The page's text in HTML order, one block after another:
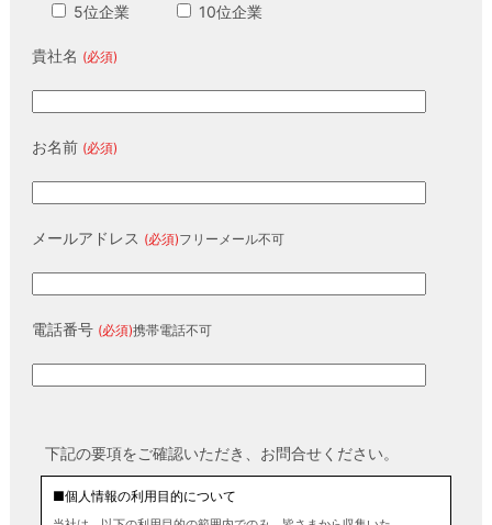
5位企業
10位企業
貴社名 (必須)
お名前 (必須)
メールアドレス (必須)フリーメール不可
電話番号 (必須)携帯電話不可
下記の要項をご確認いただき、お問合せください。
■個人情報の利用目的について